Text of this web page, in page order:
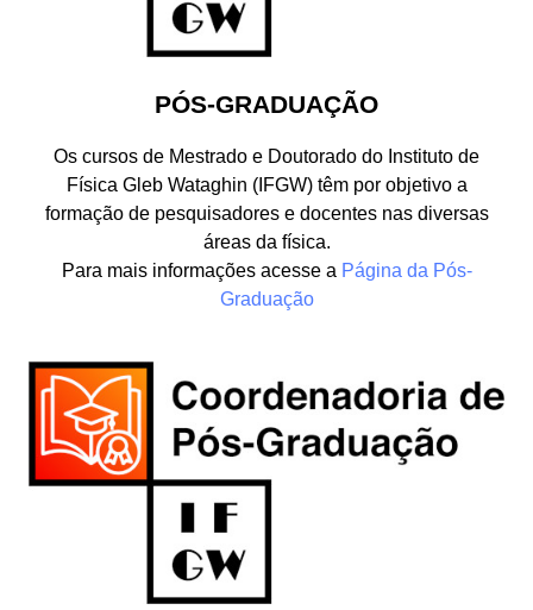
PÓS-GRADUAÇÃO
Os cursos de Mestrado e Doutorado do Instituto de
Física Gleb Wataghin (IFGW) têm por objetivo a
formação de pesquisadores e docentes nas diversas
áreas da física.
Para mais informações acesse a Página da Pós-
Graduação